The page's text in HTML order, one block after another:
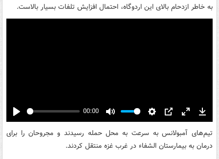
به خاطر ازدحام بالای این اردوگاه، احتمال افزایش تلفات بسیار بالاست.
Play
00:00
Mute Settings
PIP Enter
fullscreen
تیم‌های آمبولانس به سرعت به محل حمله رسیدند و مجروحان را برای
درمان به بیمارستان الشفاء در غرب غزه منتقل کردند.